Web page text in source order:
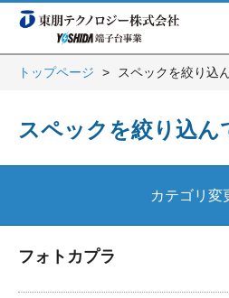
電話・メールでお
トップページへ
トップページ スペックを絞り込
スペックを絞り込ん
カテゴリ変
フォトカプラ